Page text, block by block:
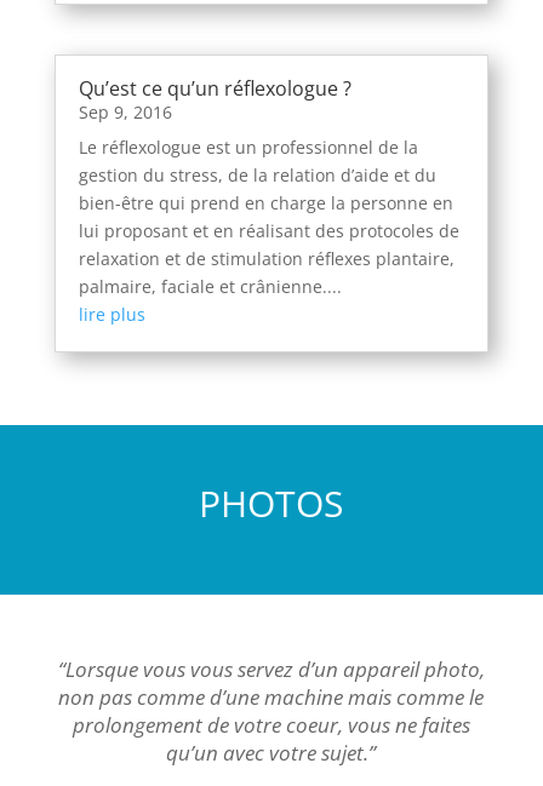
Qu’est ce qu’un réflexologue ?
Sep 9, 2016
Le réflexologue est un professionnel de la
gestion du stress, de la relation d’aide et du
bien-être qui prend en charge la personne en
lui proposant et en réalisant des protocoles de
relaxation et de stimulation réflexes plantaire,
palmaire, faciale et crânienne....
lire plus
PHOTOS
“Lorsque vous vous servez d’un appareil photo,
non pas comme d’une machine mais comme le
prolongement de votre coeur, vous ne faites
qu’un avec votre sujet.”